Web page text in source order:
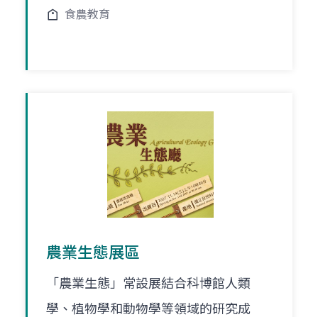
食農教育
農業生態展區
「農業生態」常設展結合科博館人類
學、植物學和動物學等領域的研究成